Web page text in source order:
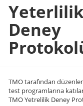
Yeterlilik
Deney
TMO tarafından
test programlarına
TMO Yetrelilik Deney